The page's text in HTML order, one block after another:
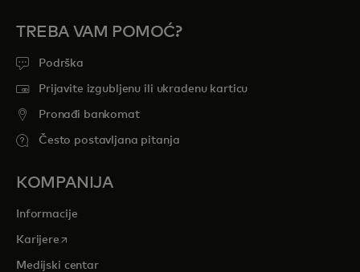
TREBA VAM POMOĆ?
Podrška
Prijavite izgubljenu ili ukradenu karticu
Pronađi bankomat
Često postavljana pitanja
KOMPANIJA
Informacije
Karijereopens in a new tab
Medijski centar